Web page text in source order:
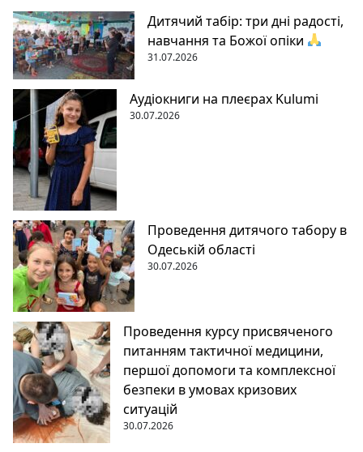
Дитячий табір: три дні радості,
навчання та Божої опіки
31.07.2026
Аудіокниги на плеєрах Kulumi
30.07.2026
Проведення дитячого табору в
Одеській області
30.07.2026
Проведення курсу присвяченого
питанням тактичної медицини,
першої допомоги та комплексної
безпеки в умовах кризових
ситуацій
30.07.2026